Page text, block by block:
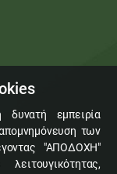
εμπειρία
των
"ΑΠΟΔΟΧΗ"